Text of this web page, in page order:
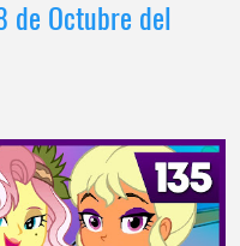
de Octubre del